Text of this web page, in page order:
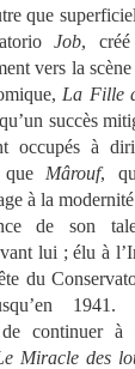
que
Job, créé
vers la
La Fille
succès
occupés à
que Mârouf,
à la
de son
lui ; élu à
du
de continuer à
Miracle des